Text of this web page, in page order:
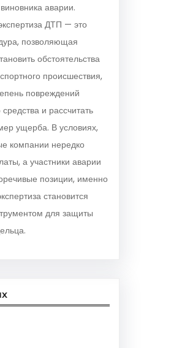
аварии.
ДТП — это
позволяющая
обстоятельства
происшествия,
повреждений
и рассчитать
ущерба. В условиях,
компании нередко
а участники аварии
позиции, именно
становится
для защиты